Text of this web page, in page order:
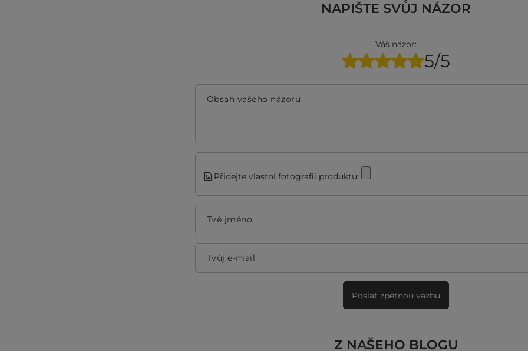
NAPIŠTE SVŮJ NÁZOR
Váš názor:
5/5
Obsah vašeho názoru
Přidejte vlastní fotografii produktu:
Tvé jméno
Tvůj e-mail
Poslat zpětnou vazbu
Z NAŠEHO BLOGU